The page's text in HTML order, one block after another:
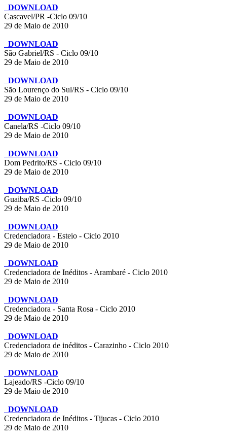
DOWNLOAD
Cascavel/PR -Ciclo 09/10
29 de Maio de 2010
DOWNLOAD
São Gabriel/RS - Ciclo 09/10
29 de Maio de 2010
DOWNLOAD
São Lourenço do Sul/RS - Ciclo 09/10
29 de Maio de 2010
DOWNLOAD
Canela/RS -Ciclo 09/10
29 de Maio de 2010
DOWNLOAD
Dom Pedrito/RS - Ciclo 09/10
29 de Maio de 2010
DOWNLOAD
Guaiba/RS -Ciclo 09/10
29 de Maio de 2010
DOWNLOAD
Credenciadora - Esteio - Ciclo 2010
29 de Maio de 2010
DOWNLOAD
Credenciadora de Inéditos - Arambaré - Ciclo 2010
29 de Maio de 2010
DOWNLOAD
Credenciadora - Santa Rosa - Ciclo 2010
29 de Maio de 2010
DOWNLOAD
Credenciadora de inéditos - Carazinho - Ciclo 2010
29 de Maio de 2010
DOWNLOAD
Lajeado/RS -Ciclo 09/10
29 de Maio de 2010
DOWNLOAD
Credenciadora de Inéditos - Tijucas - Ciclo 2010
29 de Maio de 2010